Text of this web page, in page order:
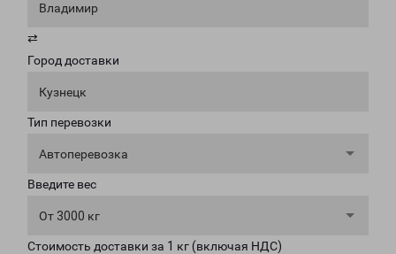
Владимир
⇄
Город доставки
Кузнецк
Тип перевозки
Автоперевозка
Введите вес
От 3000 кг
Стоимость доставки за 1 кг (включая НДС)